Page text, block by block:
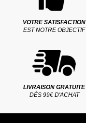
VOTRE SATISFACTION
EST NOTRE OBJECTIF
LIVRAISON GRATUITE
DÈS 99€ D'ACHAT